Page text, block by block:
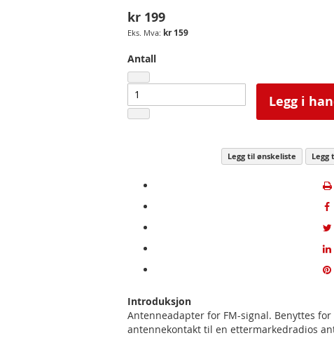
kr 199
kr 159
Antall
Legg i
Legg til ønskeliste Legg
Introduksjon
Antenneadapter for FM-signal. Benyttes
antennekontakt til en ettermarkedradios